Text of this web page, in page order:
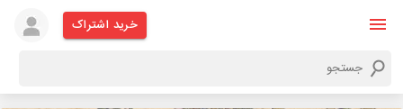
خرید اشتراک